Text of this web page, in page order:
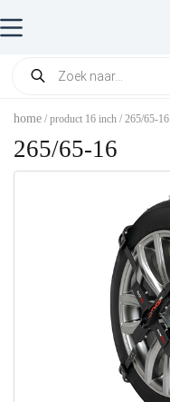
home / product 16 inch / 265/65-16
265/65-16